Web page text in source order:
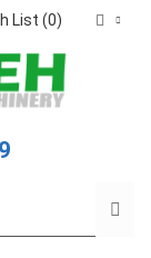
List (0)